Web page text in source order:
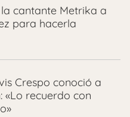
cantante Metrika a
para hacerla
Crespo conoció a
«Lo recuerdo con